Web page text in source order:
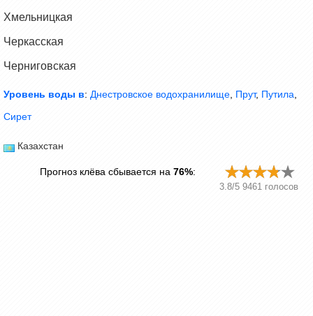
Хмельницкая
Черкасская
Черниговская
Уровень воды в: Днестровское водохранилище, Прут, Путила,
Сирет
Казахстан
Прогноз клёва сбывается на 76%:
3.8/5 9461 голосов